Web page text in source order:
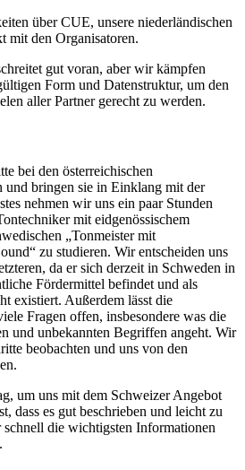
über CUE, unsere niederländischen
mit den Organisatoren.
gut voran, aber wir kämpfen
Form und Datenstruktur, um den
aller Partner gerecht zu werden.
bei den österreichischen
und bringen sie in Einklang mit der
nehmen wir uns ein paar Stunden
mit eidgenössischem
„Tonmeister mit
zu studieren. Wir entscheiden uns
da er sich derzeit in Schweden in
Fördermittel befindet und als
existiert. Außerdem lässt die
Fragen offen, insbesondere was die
und unbekannten Begriffen angeht. Wir
beobachten und uns von den
um uns mit dem Schweizer Angebot
dass es gut beschrieben und leicht zu
schnell die wichtigsten Informationen